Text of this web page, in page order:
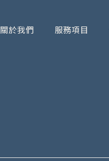
關於我們 服務項目